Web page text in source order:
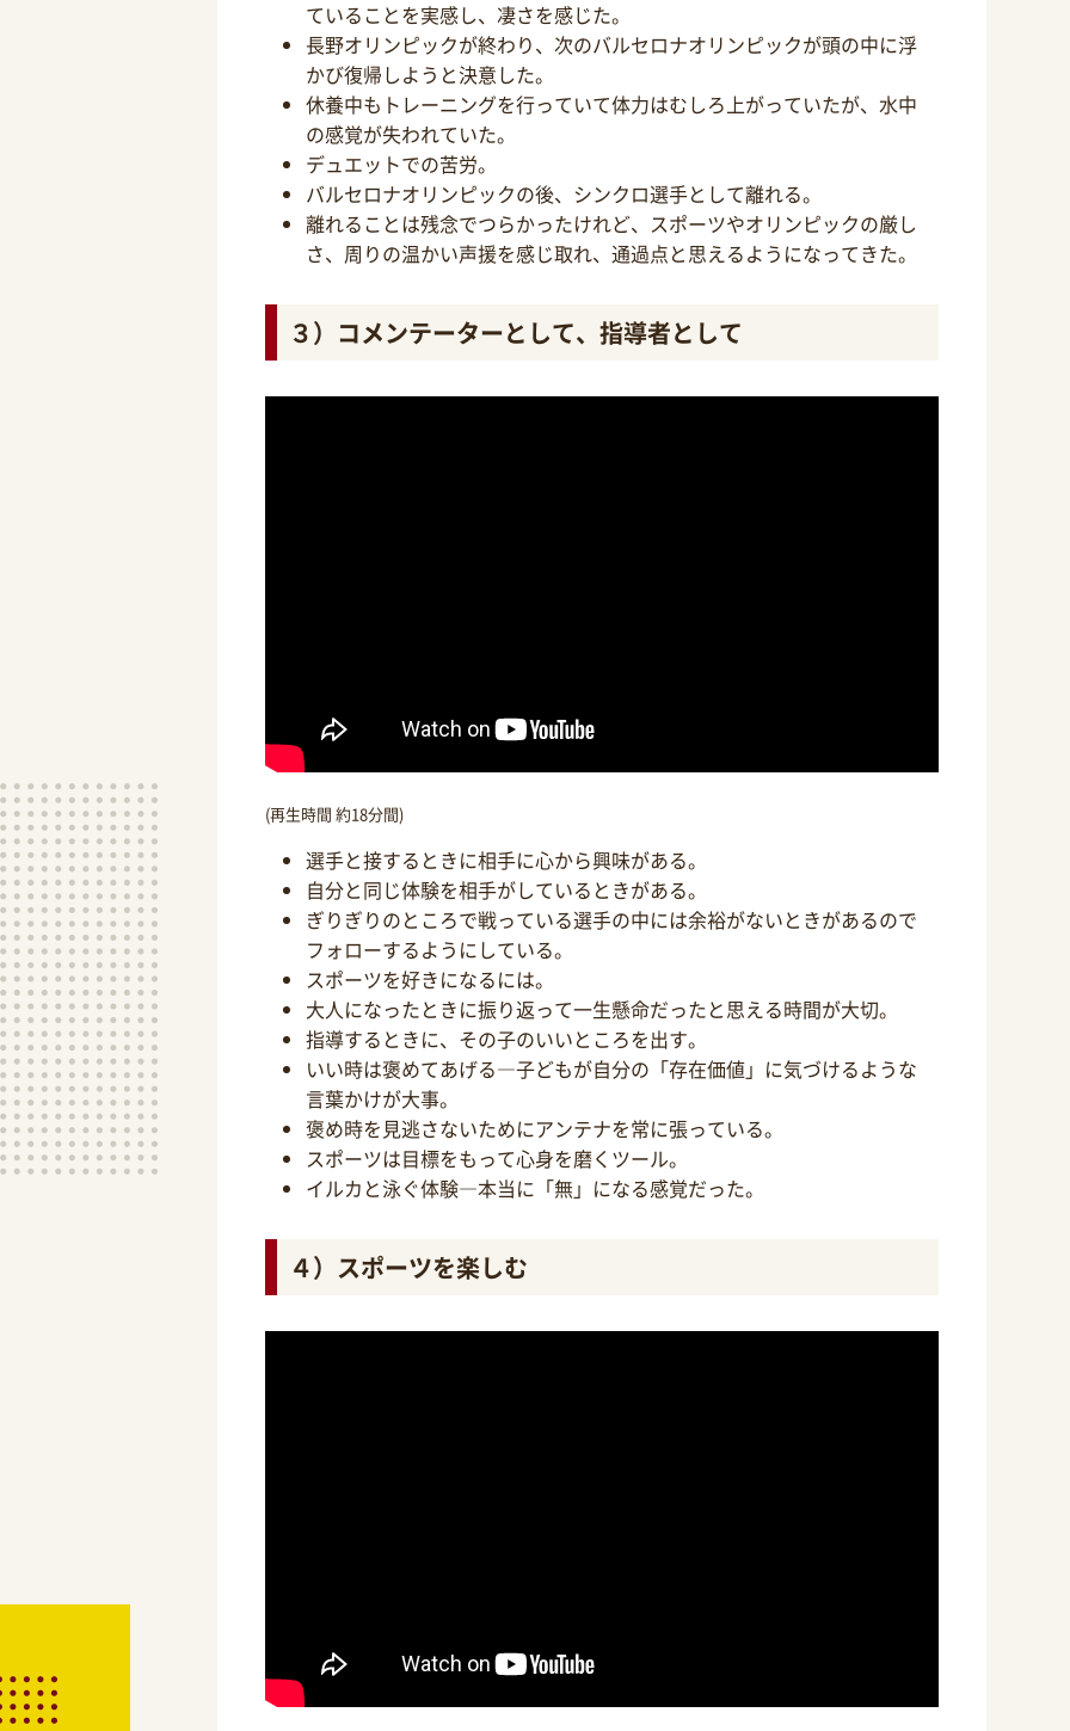
ていることを実感し、凄さを感じた。
長野オリンピックが終わり、次のバルセロナオリンピックが頭の中に浮
かび復帰しようと決意した。
休養中もトレーニングを行っていて体力はむしろ上がっていたが、水中
の感覚が失われていた。
デュエットでの苦労。
バルセロナオリンピックの後、シンクロ選手として離れる。
離れることは残念でつらかったけれど、スポーツやオリンピックの厳し
さ、周りの温かい声援を感じ取れ、通過点と思えるようになってきた。
３）コメンテーターとして、指導者として
(再生時間 約18分間)
選手と接するときに相手に心から興味がある。
自分と同じ体験を相手がしているときがある。
ぎりぎりのところで戦っている選手の中には余裕がないときがあるので
フォローするようにしている。
スポーツを好きになるには。
大人になったときに振り返って一生懸命だったと思える時間が大切。
指導するときに、その子のいいところを出す。
いい時は褒めてあげる―子どもが自分の「存在価値」に気づけるような
言葉かけが大事。
褒め時を見逃さないためにアンテナを常に張っている。
スポーツは目標をもって心身を磨くツール。
イルカと泳ぐ体験―本当に「無」になる感覚だった。
４）スポーツを楽しむ